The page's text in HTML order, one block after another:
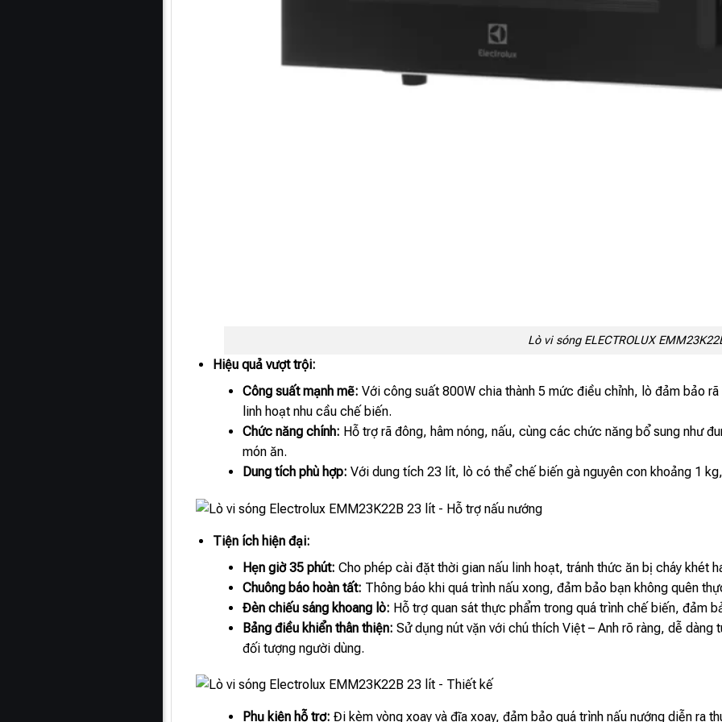
Lò vi sóng ELECTROLUX
Hiệu quả vượt trội:
Công suất mạnh mẽ: Với công suất 800W chia thành 5 mức điều chỉnh, lò đảm bảo
linh hoạt nhu cầu chế biến.
Chức năng chính: Hỗ trợ rã đông, hâm nóng, nấu, cùng các chức năng bổ sung như
món ăn.
Dung tích phù hợp: Với dung tích 23 lít, lò có thể chế biến gà nguyên con khoảng 1
Tiện ích hiện đại:
Hẹn giờ 35 phút: Cho phép cài đặt thời gian nấu linh hoạt, tránh thức ăn bị cháy khét
Chuông báo hoàn tất: Thông báo khi quá trình nấu xong, đảm bảo bạn không quên
Đèn chiếu sáng khoang lò: Hỗ trợ quan sát thực phẩm trong quá trình chế biến, đảm
Bảng điều khiển thân thiện: Sử dụng nút vặn với chú thích Việt – Anh rõ ràng, dễ
đối tượng người dùng.
Phụ kiện hỗ trợ: Đi kèm vòng xoay và đĩa xoay, đảm bảo quá trình nấu nướng diễn ra